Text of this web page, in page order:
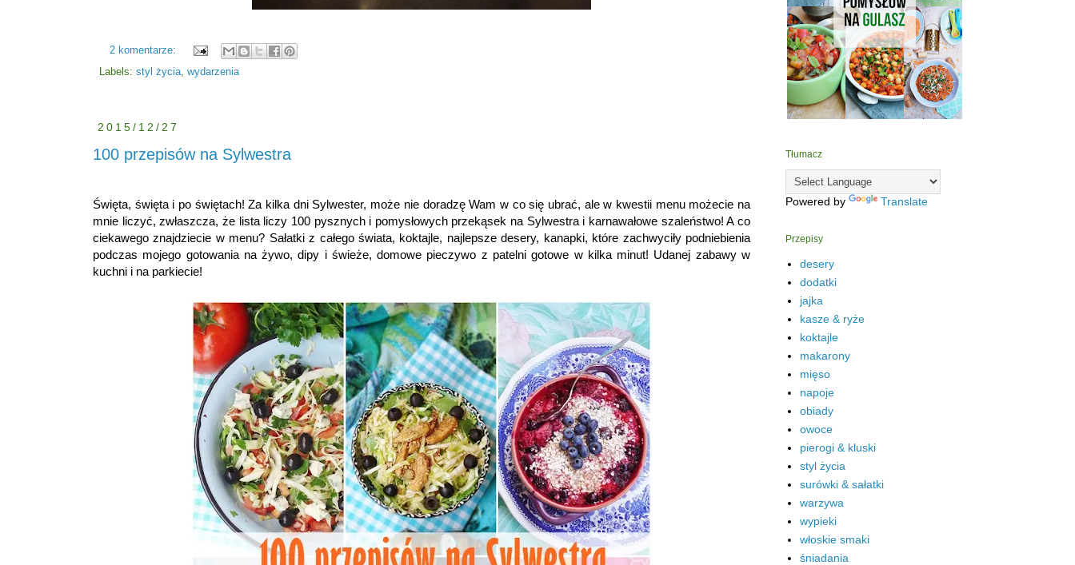
2 komentarze:
Labels: styl życia wydarzenia
2015/12/27
100 przepisów na Sylwestra
Święta, święta i po świętach! Za kilka dni Sylwester, może nie doradzę Wam w co się ubrać, ale w kwestii menu możecie na
mnie liczyć, zwłaszcza, że lista liczy 100 pysznych i pomysłowych przekąsek na Sylwestra i karnawałowe szaleństwo! A co
ciekawego znajdziecie w menu? Sałatki z całego świata, koktajle, najlepsze desery, kanapki, które zachwyciły podniebienia
podczas mojego gotowania na żywo, dipy i świeże, domowe pieczywo z patelni gotowe w kilka minut! Udanej zabawy w
kuchni i na parkiecie!
Tłumacz
Powered by Translate
Przepisy
desery
dodatki
jajka
kasze & ryże
koktajle
makarony
mięso
napoje
obiady
owoce
pierogi & kluski
styl życia
surówki & sałatki
warzywa
wypieki
włoskie smaki
śniadania